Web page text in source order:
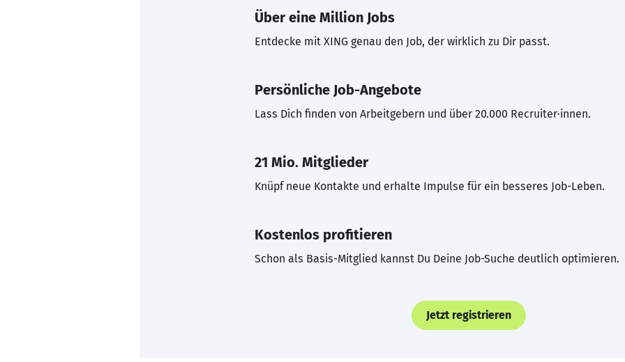
Über eine Million Jobs
Entdecke mit XING genau den Job, der wirklich zu Dir passt.
Persönliche Job-Angebote
Lass Dich finden von Arbeitgebern und über 20.000 Recruiter·innen.
21 Mio. Mitglieder
Knüpf neue Kontakte und erhalte Impulse für ein besseres Job-Leben.
Kostenlos profitieren
Schon als Basis-Mitglied kannst Du Deine Job-Suche deutlich optimieren.
Jetzt registrieren